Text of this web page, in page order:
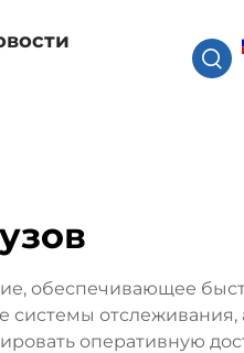
обеспечивающее
системы
оперативную